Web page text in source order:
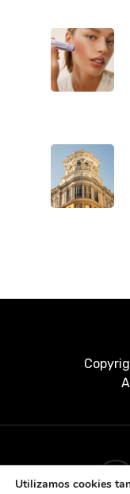
Utilizamos cookies